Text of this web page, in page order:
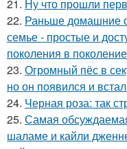
21. Ну что прошли
22. Раньше домашние
семье - простые и
поколения в
23. Огромный пёс в
но он появился и
24. Черная роза: так
25. Самая
шаламе и кайли